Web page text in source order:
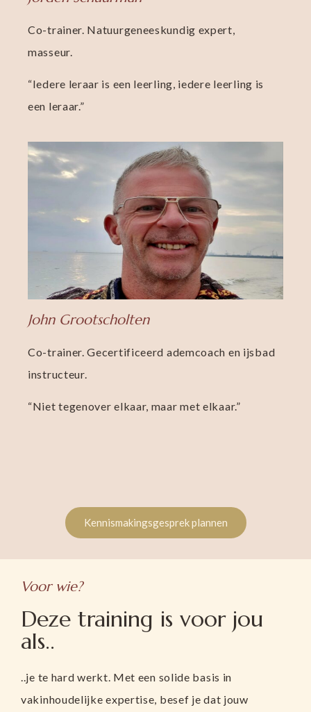
Co-trainer. Natuurgeneeskundig expert,
masseur.
“Iedere leraar is een leerling, iedere leerling is
een leraar.”
John Grootscholten
Co-trainer. Gecertificeerd ademcoach en ijsbad
instructeur.
“Niet tegenover elkaar, maar met elkaar.”
Kennismakingsgesprek plannen
Voor wie?
Deze training is voor jou
als..
..je te hard werkt. Met een solide basis in
vakinhoudelijke expertise, besef je dat jouw